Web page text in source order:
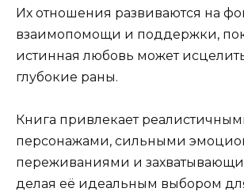
Их отношения развиваются на
взаимопомощи и поддержки,
истинная любовь может
глубокие раны.
Книга привлекает
персонажами, сильными
переживаниями и
делая её идеальным выбором